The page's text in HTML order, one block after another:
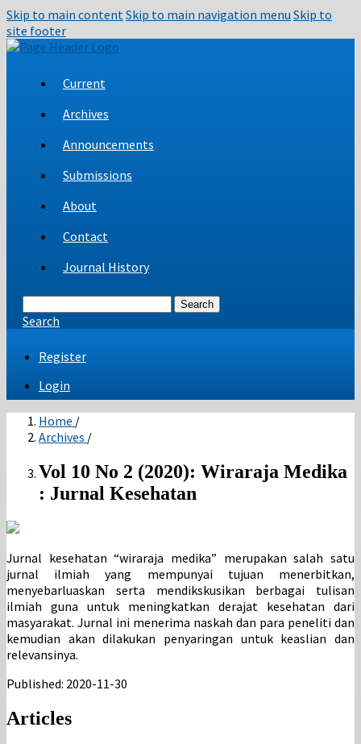
Skip to main contentSkip to main navigation menu Skip to
site footer
Current
Archives
Announcements
Submissions
About
Contact
Journal History
Search
Search
Register
Login
Home /
Archives /
Vol 10 No 2 (2020): Wiraraja Medika
: Jurnal Kesehatan
Jurnal kesehatan “wiraraja medika” merupakan salah satu
jurnal ilmiah yang mempunyai tujuan menerbitkan,
menyebarluaskan serta mendikskusikan berbagai tulisan
ilmiah guna untuk meningkatkan derajat kesehatan dari
masyarakat. Jurnal ini menerima naskah dan para peneliti dan
kemudian akan dilakukan penyaringan untuk keaslian dan
relevansinya.
Published: 2020-11-30
Articles